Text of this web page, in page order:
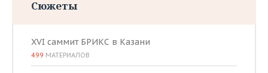
Сюжеты
XVI саммит БРИКС в Казани
499 МАТЕРИАЛОВ